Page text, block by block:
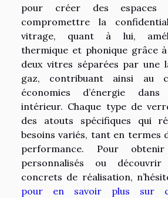
pour créer des espaces
compromettre la
vitrage, quant à lui,
thermique et phonique grâce à
deux vitres séparées par une
gaz, contribuant ainsi au
économies d’énergie dans
intérieur. Chaque type de
des atouts spécifiques qui
besoins variés, tant en termes
performance. Pour
personnalisés ou
concrets de réalisation,
pour en savoir plus sur